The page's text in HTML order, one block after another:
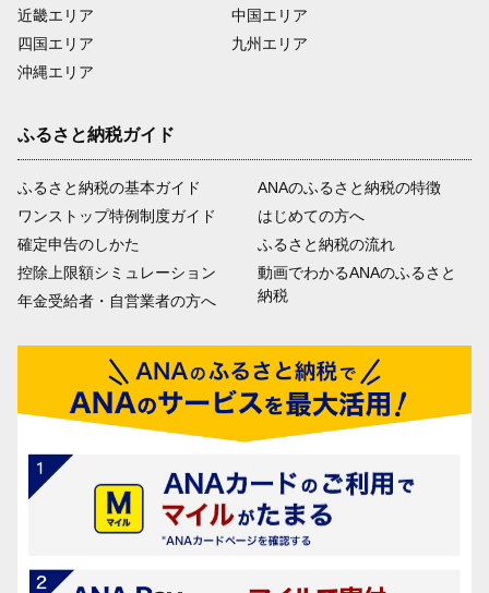
近畿エリア
四国エリア
沖縄エリア
中国エリア
九州エリア
ふるさと納税ガイド
ふるさと納税の基本ガイド
ワンストップ特例制度ガイド
確定申告のしかた
控除上限額シミュレーション
年金受給者・自営業者の方へ
ANAのふるさと納税の特徴
はじめての方へ
ふるさと納税の流れ
動画でわかるANAのふるさと
納税